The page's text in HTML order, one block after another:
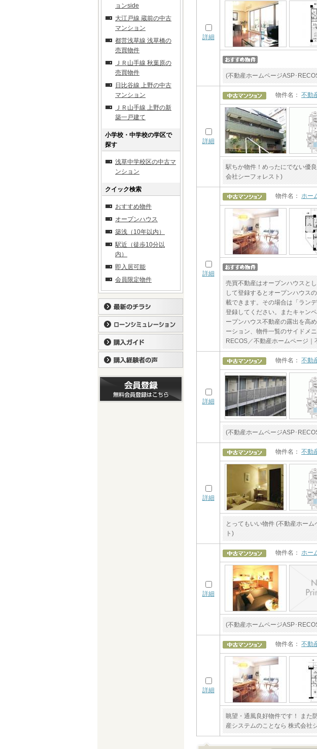
詳細
(不動産ホームページASP･
詳細
物件名： 不動
駅ちか物件！めったにでない優
会社シーフォレスト)
詳細
物件名： ホー
売買不動産はオープンハウスと
して登録するとオープンハウス
載できます。その場合は「ラン
登録してください。またキャン
ープンハウス不動産の露出を高
ーション、物件一覧のサイドメ
RECOS／不動産ホームページ
詳細
物件名： 不動
(不動産ホームページASP･
詳細
物件名： 不動
とってもいい物件 (不動産ホー
ト)
詳細
物件名： ホー
(不動産ホームページASP･
詳細
物件名： 不動
眺望・通風良好物件です！ また
産システムのことなら 株式会社
ョンside
大江戸線 蔵前の中古
マンション
都営浅草線 浅草橋の
売買物件
ＪＲ山手線 秋葉原の
売買物件
日比谷線 上野の中古
マンション
ＪＲ山手線 上野の新
築一戸建て
小学校・中学校の学区で
探す
浅草中学校区の中古マ
ンション
クイック検索
おすすめ物件
オープンハウス
築浅（10年以内）
駅近（徒歩10分以
内）
即入居可能
会員限定物件